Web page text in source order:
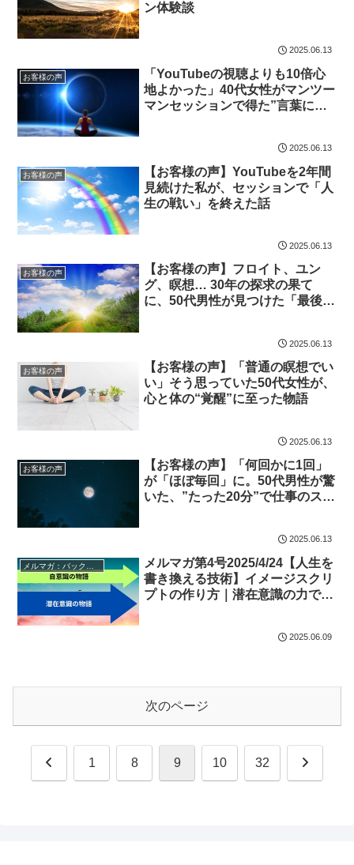
ン体験談
2025.06.13
お客様の声
「YouTubeの視聴よりも10倍心
地よかった」40代女性がマンツー
マンセッションで得た”言葉にで
2025.06.13
お客様の声
【お客様の声】YouTubeを2年間
見続けた私が、セッションで「人
生の戦い」を終えた話
2025.06.13
お客様の声
【お客様の声】フロイト、ユン
グ、瞑想… 30年の探求の果て
に、50代男性が見つけた「最後の
2025.06.13
お客様の声
【お客様の声】「普通の瞑想でい
い」そう思っていた50代女性が、
心と体の“覚醒”に至った物語
2025.06.13
お客様の声
【お客様の声】「何回かに1回」
が「ほぼ毎回」に。50代男性が驚
いた、”たった20分”で仕事のスト
2025.06.13
メルマガ：バックナンバー
メルマガ第4号2025/4/24【人生を
書き換える技術】イメージスクリ
プトの作り方｜潜在意識の力で現
2025.06.09
次のページ
前 1 8 9 10 32 次